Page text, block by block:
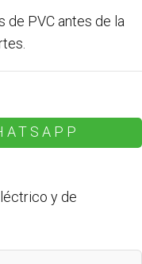
de PVC antes de la
y de